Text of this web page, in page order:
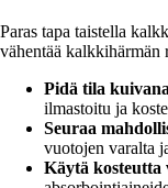
Paras tapa taistella
vähentää kalkkihärmän
Pidä tila
ilmastoitu ja
Seuraa
vuotojen varalta
Käytä kosteutta